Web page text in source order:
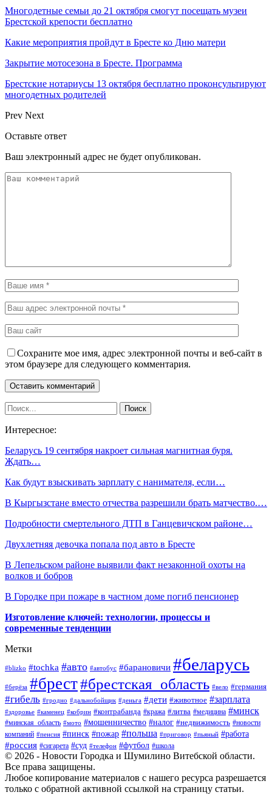
Многодетные семьи до 21 октября смогут посещать музеи
Брестской крепости бесплатно
Какие мероприятия пройдут в Бресте ко Дню матери
Закрытие мотосезона в Бресте. Программа
Брестские нотариусы 13 октября бесплатно проконсультируют
многодетных родителей
Prev Next
Оставьте ответ
Ваш электронный адрес не будет опубликован.
Сохраните мое имя, адрес электронной почты и веб-сайт в
этом браузере для следующего комментария.
Интересное:
Беларусь 19 сентября накроет сильная магнитная буря.
Ждать…
Как будут взыскивать зарплату с нанимателя, если…
В Кыргызстане вместо отчества разрешили брать матчество.…
Подробности смертельного ДТП в Ганцевичском районе…
Двухлетняя девочка попала под авто в Бресте
В Лепельском районе выявили факт незаконной охоты на
волков и бобров
В Городке при пожаре в частном доме погиб пенсионер
Изготовление ключей: технологии, процессы и
современные тенденции
Метки
#blizko #tochka #авто #автобус #барановичи #беларусь
#берёза #брест#брестская_область #вело #германия
#гибель #гродно #дальнобойщик #деньга #дети #животное #зарплата
#здоровье #каменец #кобрин #контрабанда #кража #литва #медицина #минск
#минская_область #мото #мошенничество #налог #недвижимость #новости
компаний #пенсия #пинск #пожар #польша #приговор #пьяный #работа
#россия #сигарета #суд #телефон #футбол #школа
© 2026 - Новости Городка и Шумилино Витебской области.
Все права защищены.
Любое копирование материалов с нашего ресурса разрешается
только с обратной активной ссылкой на страницу статьи.